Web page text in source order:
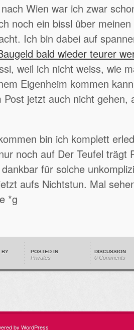
Wien war ich zwar
noch ein bissl über
Ich bin dabei auf
bald wieder teurer
weil ich nicht weiss, wie
Eigenheim kommen
Post jetzt auch nicht
bin ich komplett
noch auf Der Teufel trägt
für solche
aufs Nichtstun. Mal
*g
BY POSTED IN
Privates
DISCUSSION
0 Comments
by WordPress